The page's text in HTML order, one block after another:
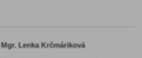
Mgr. Lenka Krčmáriková